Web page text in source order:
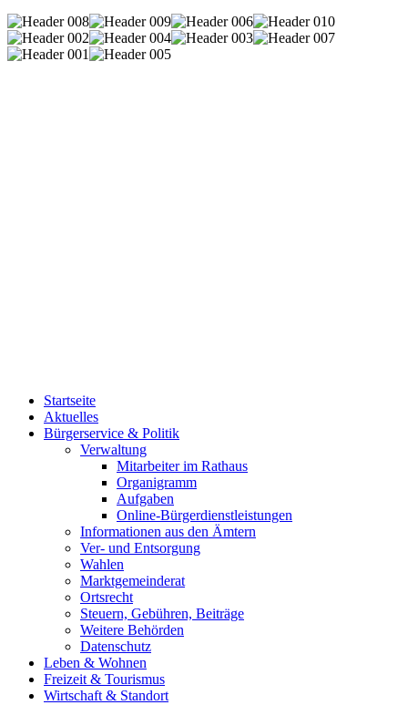
Startseite
Aktuelles
Bürgerservice & Politik
Verwaltung
Mitarbeiter im Rathaus
Organigramm
Aufgaben
Online-Bürgerdienstleistungen
Informationen aus den Ämtern
Ver- und Entsorgung
Wahlen
Marktgemeinderat
Ortsrecht
Steuern, Gebühren, Beiträge
Weitere Behörden
Datenschutz
Leben & Wohnen
Freizeit & Tourismus
Wirtschaft & Standort